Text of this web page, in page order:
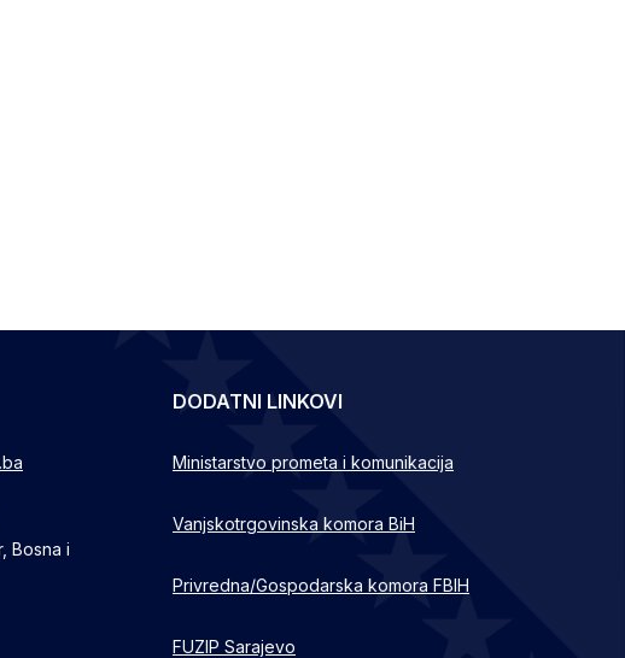
Bosna i
DODATNI LINKOVI
Ministarstvo prometa i komunikacija
Vanjskotrgovinska komora BiH
Privredna/Gospodarska komora FBIH
FUZIP Sarajevo